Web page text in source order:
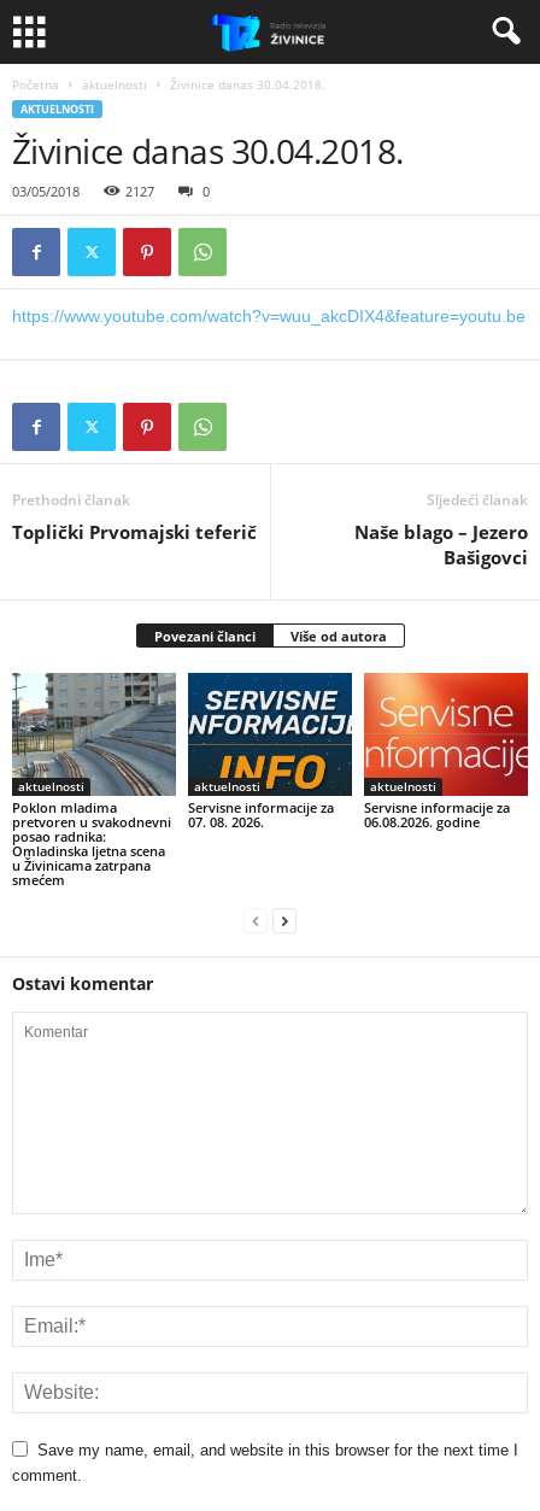
Početna aktuelnosti Živinice danas 30.04.2018.
AKTUELNOSTI
Živinice danas 30.04.2018.
03/05/2018 2127 0
https://www.youtube.com/watch?v=wuu_akcDIX4&feature=youtu.be
Prethodni članak
Toplički Prvomajski teferič
Sljedeći članak
Naše blago – Jezero
Bašigovci
Povezani članci Više od autora
aktuelnosti
Poklon mladima
pretvoren u svakodnevni
posao radnika:
Omladinska ljetna scena
u Živinicama zatrpana
smećem
aktuelnosti
Servisne informacije za
07. 08. 2026.
aktuelnosti
Servisne informacije za
06.08.2026. godine
Ostavi komentar
Save my name, email, and website in this browser for the next time I
comment.